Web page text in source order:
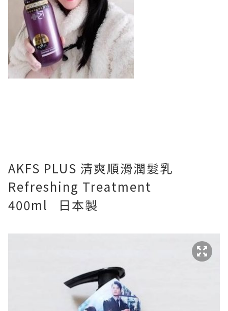
AKFS PLUS 清爽順滑潤髮乳
Refreshing Treatment
400ml
日本製